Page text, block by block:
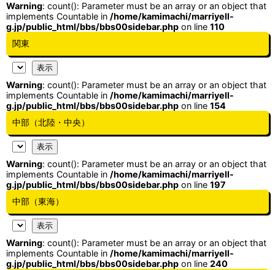
Warning: count(): Parameter must be an array or an object that
implements Countable in /home/kamimachi/marriyell-
g.jp/public_html/bbs/bbs00sidebar.php on line 110
関東
Warning: count(): Parameter must be an array or an object that
implements Countable in /home/kamimachi/marriyell-
g.jp/public_html/bbs/bbs00sidebar.php on line 154
中部（北陸・中央）
Warning: count(): Parameter must be an array or an object that
implements Countable in /home/kamimachi/marriyell-
g.jp/public_html/bbs/bbs00sidebar.php on line 197
中部（東海）
Warning: count(): Parameter must be an array or an object that
implements Countable in /home/kamimachi/marriyell-
g.jp/public_html/bbs/bbs00sidebar.php on line 240